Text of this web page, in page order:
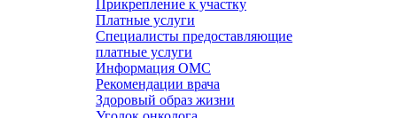
Прикрепление к участку
Платные услуги
Специалисты предоставляющие
платные услуги
Информация ОМС
Рекомендации врача
Здоровый образ жизни